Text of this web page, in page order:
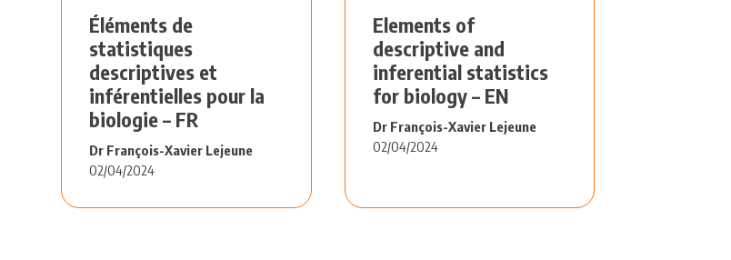
Éléments de
statistiques
descriptives et
inférentielles pour la
biologie – FR
Dr François-Xavier Lejeune
02/04/2024
Elements of
descriptive and
inferential statistics
for biology – EN
Dr François-Xavier Lejeune
02/04/2024